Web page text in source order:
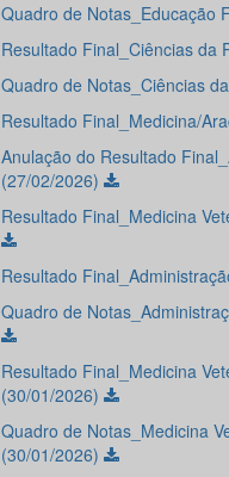
Quadro de Notas_Educação
Resultado Final_Ciências da
Quadro de Notas_Ciências
Resultado Final_Medicina/
Anulação do Resultado
(27/02/2026)
Resultado Final_Medicina
Resultado
Quadro de
Resultado Final_Medicina
(30/01/2026)
Quadro de Notas_Medicina
(30/01/2026)